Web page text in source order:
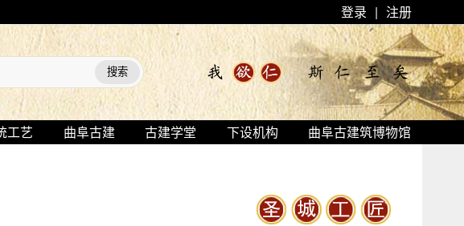
登录 | 注册
工艺 曲阜古建 古建学堂 下设机构 曲阜古建筑博物馆